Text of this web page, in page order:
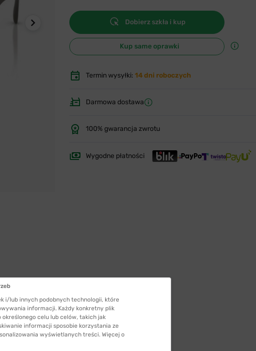
Dobierz szkła i kup
Kup same oprawki
Termin wysyłki: 14 dni roboczych
Darmowa dostawa
100% gwarancja zwrotu
Wygodne płatności
i/lub innych podobnych technologii, które
informacji. Każdy konkretny plik
celu lub celów, takich jak
informacji sposobie korzystania ze
wyświetlanych treści. Więcej o